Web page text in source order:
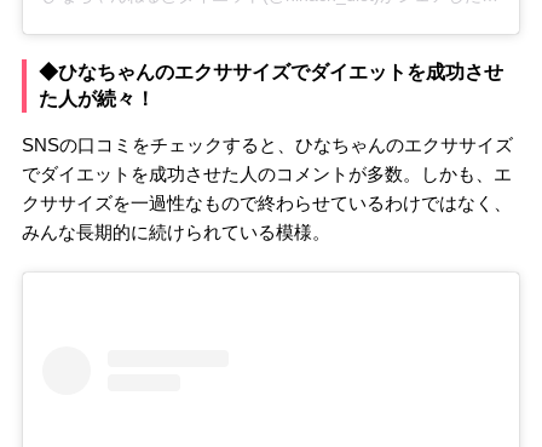
◆ひなちゃんのエクササイズでダイエットを成功させ
た人が続々！
SNSの口コミをチェックすると、ひなちゃんのエクササイズ
でダイエットを成功させた人のコメントが多数。しかも、エ
クササイズを一過性なもので終わらせているわけではなく、
みんな長期的に続けられている模様。